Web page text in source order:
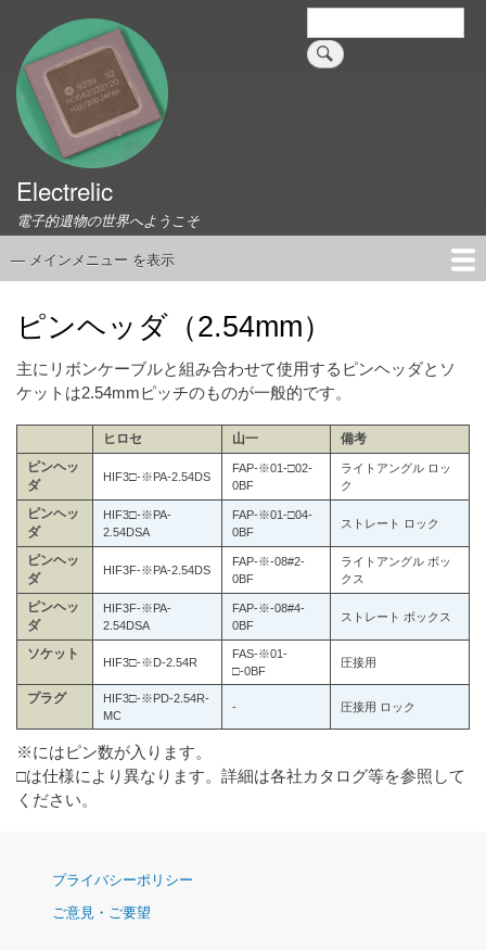
検
索
Electrelic
電子的遺物の世界へようこそ
メ
ニ
ュ
ー
— メインメニュー を表示
ホーム
EMILY Board
Universal Monitor
コネクタ資料集
このサイトについて
リンク集
ピンヘッダ（2.54mm）
主にリボンケーブルと組み合わせて使用するピンヘッダとソ
ケットは2.54mmピッチのものが一般的です。
ヒロセ 山一 備考
ピンヘッ
ダ
HIF3□-※PA-2.54DS
FAP-※01-□02-
0BF
ライトアングル ロッ
ク
ピンヘッ
ダ
HIF3□-※PA-
2.54DSA
FAP-※01-□04-
0BF
ストレート ロック
ピンヘッ
ダ
HIF3F-※PA-2.54DS
FAP-※-08#2-
0BF
ライトアングル ボッ
クス
ピンヘッ
ダ
HIF3F-※PA-
2.54DSA
FAP-※-08#4-
0BF
ストレート ボックス
ソケット
HIF3□-※D-2.54R
FAS-※01-
□-0BF
圧接用
プラグ
HIF3□-※PD-2.54R-
MC
- 圧接用 ロック
※にはピン数が入ります。
□は仕様により異なります。詳細は各社カタログ等を参照して
ください。
ナ
ゲ
プライバシーポリシー
ご意見・ご要望